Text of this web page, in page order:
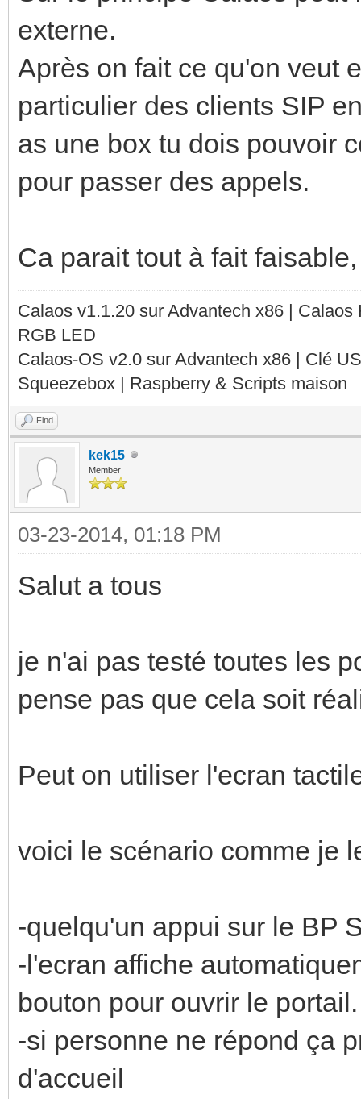
externe.
Après on fait ce qu'on veut
particulier des clients SIP
as une box tu dois pouvoir
pour passer des appels.
Ca parait tout à fait
Calaos v1.1.20 sur Advantech x86 |
RGB LED
Calaos-OS v2.0 sur Advantech x86 | Clé
Squeezebox | Raspberry & Scripts maison
Find
kek15
Member
03-23-2014, 01:18 PM
Salut a tous
je n'ai pas testé toutes les
pense pas que cela soit
Peut on utiliser l'ecran
voici le scénario comme je
-quelqu'un appui sur le BP
-l'ecran affiche
bouton pour ouvrir le portail.
-si personne ne répond ça
d'accueil